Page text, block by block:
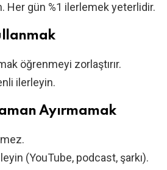
Her gün %1 ilerlemek yeterlidir.
öğrenmeyi zorlaştırır.
ilerleyin.
Ayırmamak
(YouTube, podcast, şarkı).